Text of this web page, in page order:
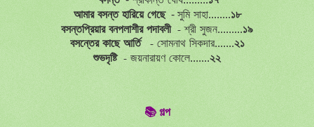
আমার বসন্ত হারিয়ে গেছে - সুমি সাহা........১৮
বসন্তপ্রিয়ার বনপলাশীর পদাবলী -শ্রী সুজন.........১৯
বসন্তের কাছে আর্তি - সোমনাথ সিকদার.......২১
শুভদৃষ্টি - জয়নারায়ণ কোলে.......২২
📚গল্প